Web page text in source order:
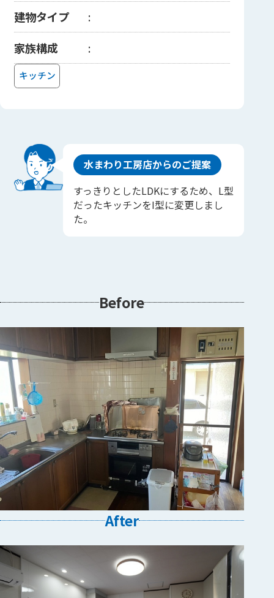
建物タイプ
家族構成
キッチン
水まわり工房店からのご提案
すっきりとしたLDKにするため、L型
だったキッチンをI型に変更しまし
た。
Before
After